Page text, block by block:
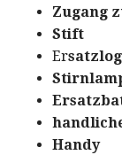
Zugang
Stift
Er
Handy